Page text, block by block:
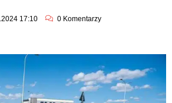
17:10 0 Komentarzy